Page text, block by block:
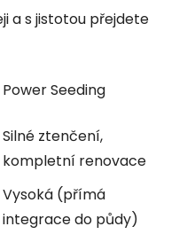
a s jistotou přejdete
Power Seeding
Silné ztenčení,
kompletní renovace
Vysoká (přímá
integrace do půdy)